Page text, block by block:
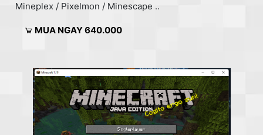
Mineplex / Pixelmon / Minescape ..
MUA NGAY 640.000